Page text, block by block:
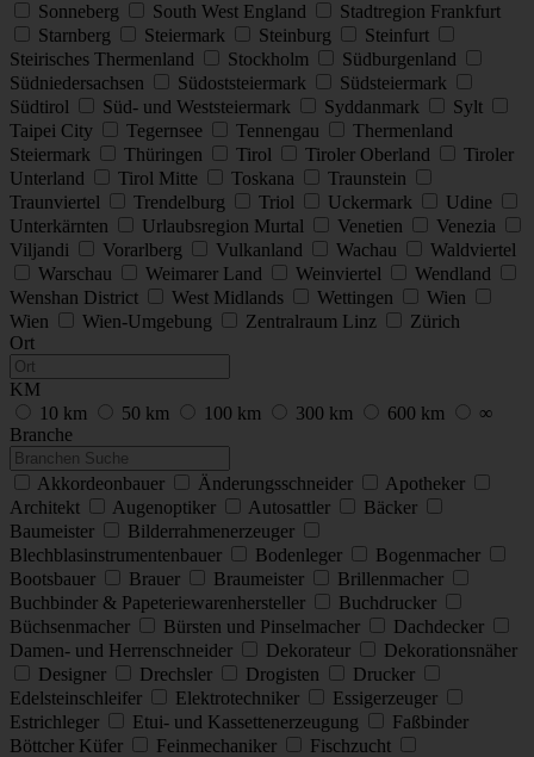
Sonneberg
South West England
Stadtregion Frankfurt
Starnberg
Steiermark Steinburg
Steinfurt
Steirisches Thermenland
Stockholm
Südburgenland
Südniedersachsen
Südoststeiermark
Südsteiermark
Südtirol
Süd- und Weststeiermark Syddanmark
Sylt
Taipei City
Tegernsee Tennengau
Thermenland
Steiermark
Thüringen Tirol Tiroler Oberland
Tiroler
Unterland
Tirol Mitte Toskana
Traunstein
Traunviertel
Trendelburg Triol Uckermark
Udine
Unterkärnten
Urlaubsregion Murtal Venetien
Venezia
Viljandi
Vorarlberg Vulkanland Wachau
Waldviertel
Warschau
Weimarer Land Weinviertel
Wendland
Wenshan District
West Midlands Wettingen
Wien
Wien
Wien-Umgebung Zentralraum Linz
Zürich
Ort
KM
10 km
50 km 100 km 300 km 600 km
∞
Branche
Akkordeonbauer Änderungsschneider
Apotheker
Architekt
Augenoptiker Autosattler
Bäcker
Baumeister
Bilderrahmenerzeuger
Blechblasinstrumentenbauer
Bodenleger
Bogenmacher
Bootsbauer
Brauer Braumeister
Brillenmacher
Buchbinder & Papeteriewarenhersteller
Buchdrucker
Büchsenmacher
Bürsten und Pinselmacher
Dachdecker
Damen- und Herrenschneider
Dekorateur
Dekorationsnäher
Designer
Drechsler Drogisten
Drucker
Edelsteinschleifer
Elektrotechniker
Essigerzeuger
Estrichleger
Etui- und Kassettenerzeugung
Faßbinder
Böttcher Küfer
Feinmechaniker
Fischzucht